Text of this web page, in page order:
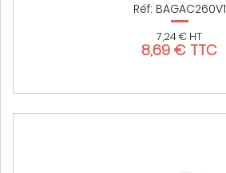
Réf: BAGAC260V1
7,24 € HT
8,69 € TTC